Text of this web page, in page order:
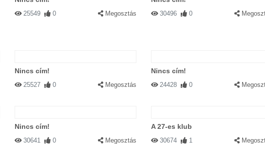
25549 0 Megosztás 30496 0
Nincs cím!
25527 0 Megosztás
Nincs cím!
24428 0
Nincs cím!
30641 0 Megosztás
A 27-es klub
30674 1